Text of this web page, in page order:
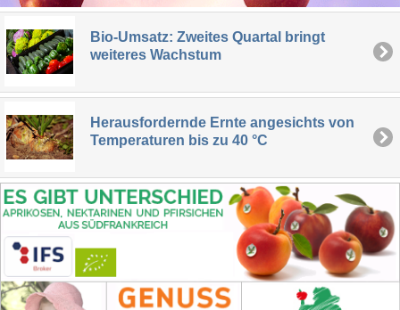
Bio-Umsatz: Zweites Quartal bringt
weiteres Wachstum
Herausfordernde Ernte angesichts von
Temperaturen bis zu 40 °C